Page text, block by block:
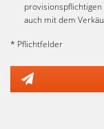
auch mit dem
* Pflichtfelder